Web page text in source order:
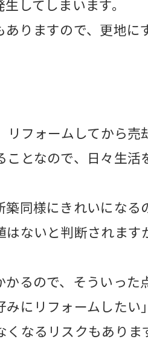
してしまいます。
りますので、更地に
フォームしてから売
となので、日々生活
同様にきれいになる
ないと判断されま
るので、そういった
にリフォームしたい
なるリスクもありま